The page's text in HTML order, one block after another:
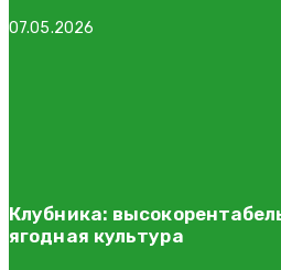
07.05.2026
Клубника:
ягодная культура